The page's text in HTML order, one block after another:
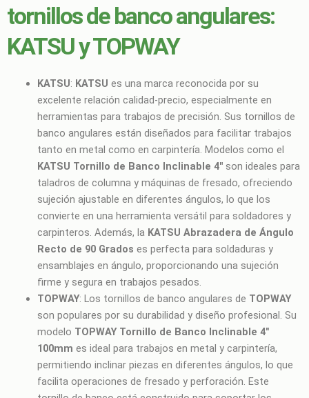
tornillos de banco angulares:
KATSU y TOPWAY
KATSU: KATSU es una marca reconocida por su
excelente relación calidad-precio, especialmente en
herramientas para trabajos de precisión. Sus tornillos de
banco angulares están diseñados para facilitar trabajos
tanto en metal como en carpintería. Modelos como el
KATSU Tornillo de Banco Inclinable 4″son ideales para
taladros de columna y máquinas de fresado, ofreciendo
sujeción ajustable en diferentes ángulos, lo que los
convierte en una herramienta versátil para soldadores y
carpinteros. Además, la KATSU Abrazadera de Ángulo
Recto de 90 Grados es perfecta para soldaduras y
ensamblajes en ángulo, proporcionando una sujeción
firme y segura en trabajos pesados.
TOPWAY: Los tornillos de banco angulares de TOPWAY
son populares por su durabilidad y diseño profesional. Su
modelo TOPWAY Tornillo de Banco Inclinable 4″
100mm es ideal para trabajos en metal y carpintería,
permitiendo inclinar piezas en diferentes ángulos, lo que
facilita operaciones de fresado y perforación. Este